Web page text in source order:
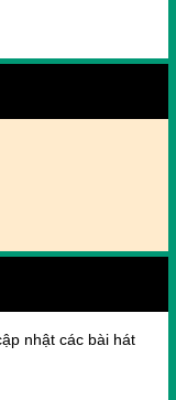
nhật các bài hát